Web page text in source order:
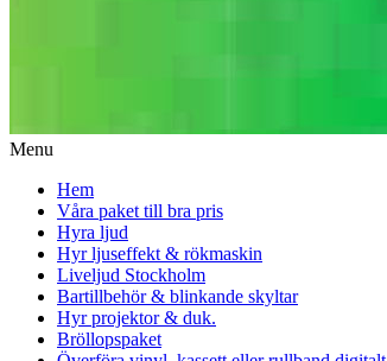
Menu
Hem
Våra paket till bra pris
Hyra ljud
Hyr ljuseffekt & rökmaskin
Liveljud Stockholm
Bartillbehör & blinkande skyltar
Hyr projektor & duk.
Bröllopspaket